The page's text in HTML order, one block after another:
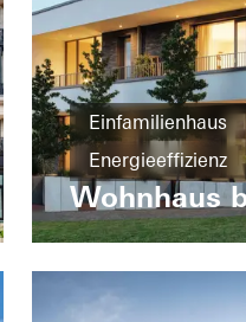
Einfamilienhaus
Energieeffizienz
Türen
Fenster
Wohnhaus